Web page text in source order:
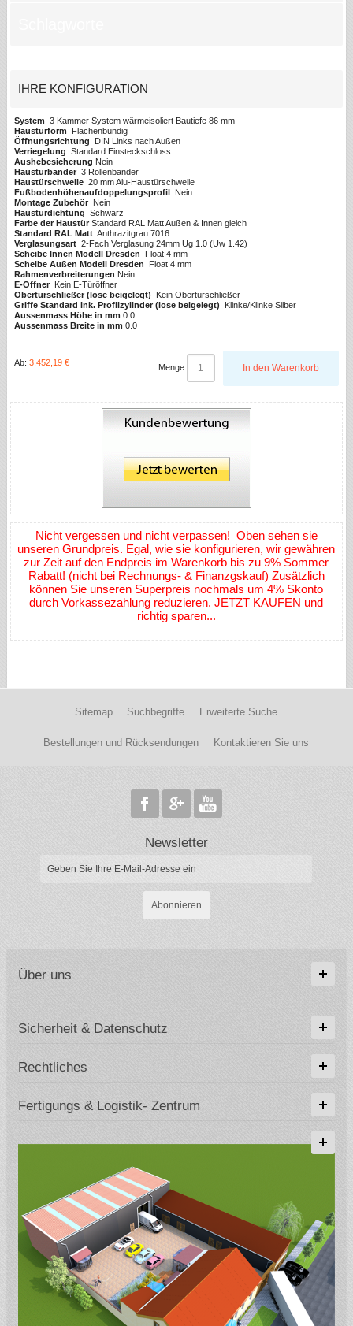
IHRE KONFIGURATION
System 3 Kammer System wärmeisoliert Bautiefe 86 mm
Haustürform
Flächenbündig
Öffnungsrichtung
DIN Links nach Außen
Verriegelung Standard Einsteckschloss
Aushebesicherung Nein
Haustürbänder 3 Rollenbänder
Haustürschwelle 20 mm Alu-Haustürschwelle
Fußbodenhöhenaufdoppelungsprofil Nein
Montage Zubehör Nein
Haustürdichtung Schwarz
Farbe der Haustür Standard RAL Matt Außen & Innen gleich
Standard RAL Matt Anthrazitgrau 7016
Verglasungsart 2-Fach Verglasung 24mm Ug 1.0 (Uw 1.42)
Scheibe Innen Modell Dresden
Float 4 mm
Scheibe Außen Modell Dresden
Float 4 mm
Rahmenverbreiterungen Nein
E-Öffner Kein E-Türöffner
Obertürschließer (lose beigelegt)
Kein Obertürschließer
Griffe Standard ink. Profilzylinder (lose beigelegt)
Klinke/Klinke Silber
Aussenmass Höhe in mm 0.0
Aussenmass Breite in mm 0.0
Ab:3.452,19 € Menge In den Warenkorb
Nicht vergessen und nicht verpassen! Oben sehen sie
unseren Grundpreis. Egal, wie sie konfigurieren, wir gewähren
zur Zeit auf den Endpreis im Warenkorb bis zu 9% Sommer
Rabatt! (nicht bei Rechnungs- & Finanzgskauf) Zusätzlich
können Sie unseren Superpreis nochmals um 4% Skonto
durch Vorkassezahlung reduzieren. JETZT KAUFEN und
richtig sparen...
Sitemap Suchbegriffe Erweiterte Suche
Bestellungen und Rücksendungen Kontaktieren Sie uns
Newsletter
Abonnieren
Über uns
Sicherheit & Datenschutz
Rechtliches
Fertigungs & Logistik- Zentrum